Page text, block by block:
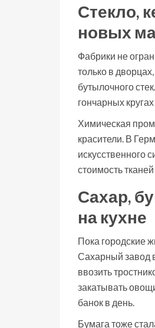
Стекло,
новых
Фабрики не
только в
бутылочного
гончарных
Химическая
красители. В
искусственного
стоимость
Сахар,
на кухне
Пока городские
Сахарный завод
ввозить
закатывать
банок в день.
Бумага тоже